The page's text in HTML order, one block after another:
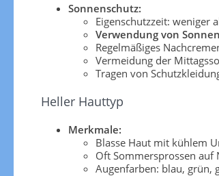
Sonnenschutz:
Eigenschutzzeit: weniger
Verwendung von
Regelmäßiges
Vermeidung der
Tragen von
Heller Hauttyp
Merkmale:
Blasse Haut mit kühlem
Oft Sommersprossen auf
Augenfarben: blau, grün,